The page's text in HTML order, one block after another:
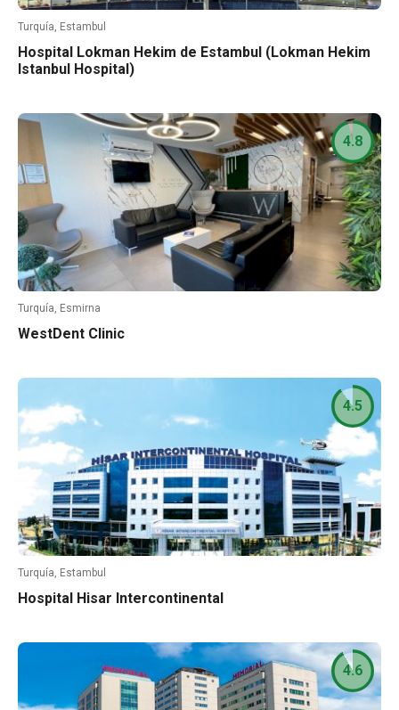
Turquía, Estambul
Hospital Lokman Hekim de Estambul (Lokman Hekim
Istanbul Hospital)
Turquía, Esmirna
WestDent Clinic
4.8
Turquía, Estambul
Hospital Hisar Intercontinental
4.5
4.6